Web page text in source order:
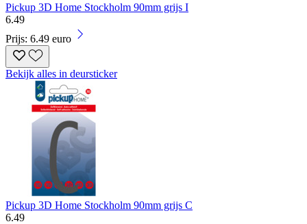
Pickup 3D Home Stockholm 90mm grijs I
6.49
Prijs: 6.49 euro
Bekijk alles in deursticker
Pickup 3D Home Stockholm 90mm grijs C
6.49